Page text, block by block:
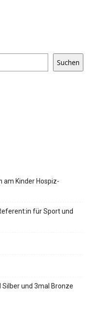
Suchen
am Kinder Hospiz-
für Sport und
und 3mal Bronze